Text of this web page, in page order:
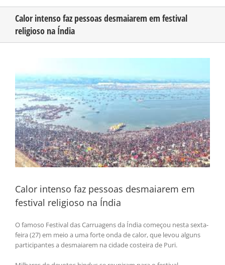
CONHEÇA O AMAZONAS
CONTATO
Calor intenso faz pessoas desmaiarem em festival
religioso na Índia
Larger
Image
Calor intenso faz pessoas desmaiarem em
festival religioso na Índia
O famoso Festival das Carruagens da Índia começou nesta sexta-
feira (27) em meio a uma forte onda de calor, que levou alguns
participantes a desmaiarem na cidade costeira de Puri.